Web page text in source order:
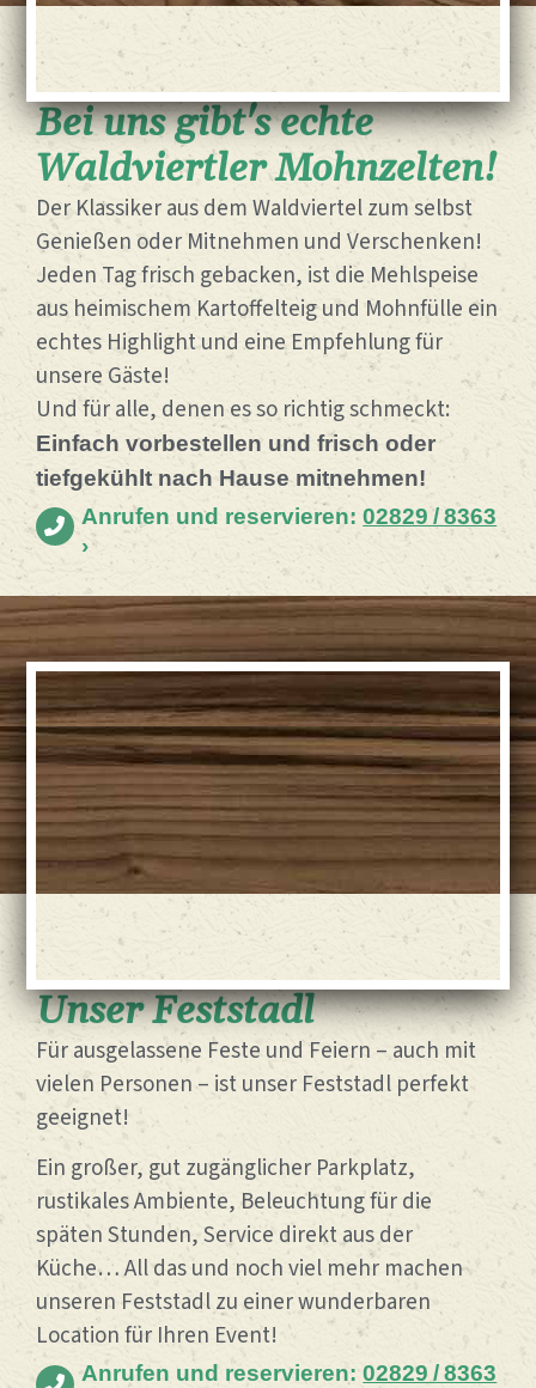
Bei uns gibt's echte
Waldviertler Mohnzelten!
Der Klassiker aus dem Waldviertel zum selbst
Genießen oder Mitnehmen und Verschenken!
Jeden Tag frisch gebacken, ist die Mehlspeise
aus heimischem Kartoffelteig und Mohnfülle ein
echtes Highlight und eine Empfehlung für
unsere Gäste!
Und für alle, denen es so richtig schmeckt:
Einfach vorbestellen und frisch oder
tiefgekühlt nach Hause mitnehmen!
Anrufen und reservieren:02829 / 8363
›
Unser Feststadl​
Für ausgelassene Feste und Feiern – auch mit
vielen Personen – ist unser Feststadl perfekt
geeignet!
Ein großer, gut zugänglicher Parkplatz,
rustikales Ambiente, Beleuchtung für die
späten Stunden, Service direkt aus der
Küche… All das und noch viel mehr machen
unseren Feststadl zu einer wunderbaren
Location für Ihren Event!
Anrufen und reservieren:02829 / 8363